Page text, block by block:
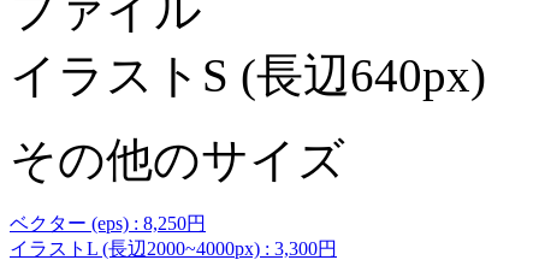
イラストS (長辺640px)
その他のサイズ
ベクター (eps) : 8,250円
イラストL (長辺2000~4000px) : 3,300円